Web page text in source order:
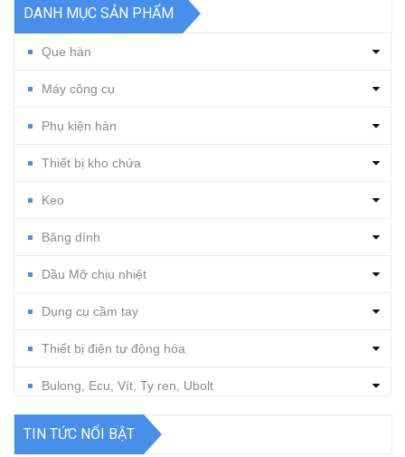
DANH MỤC SẢN PHẨM
Que hàn
Máy công cụ
Phụ kiện hàn
Thiết bị kho chứa
Keo
Băng dính
Dầu Mỡ chịu nhiệt
Dụng cụ cầm tay
Thiết bị điện tự động hóa
Bulong, Ecu, Vít, Ty ren, Ubolt
Dụng cụ cắt gọt
TIN TỨC NỔI BẬT